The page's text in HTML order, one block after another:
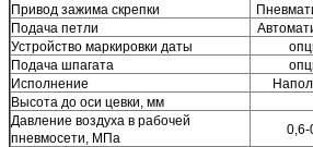
Привод зажима скрепки
Подача петли
Устройство маркировки даты
Подача шпагата
Исполнение
Высота до оси цевки, мм
Давление воздуха в рабочей
пневмосети, МПа
0,6-